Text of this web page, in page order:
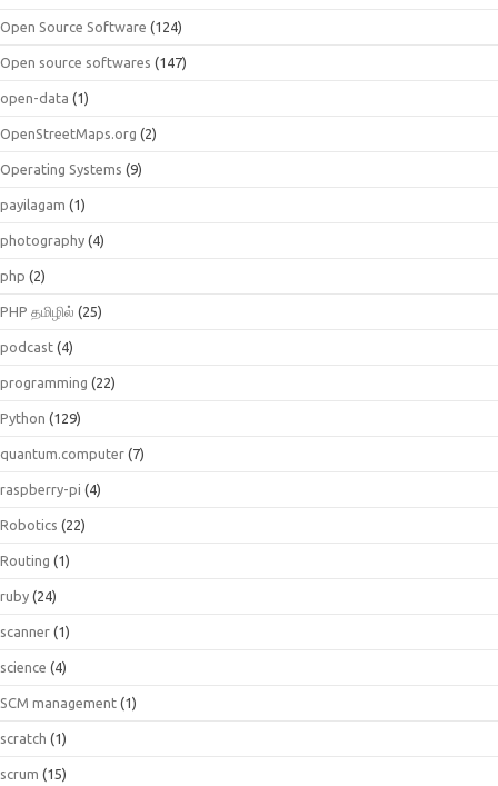
Open Source Software (124)
Open source softwares (147)
open-data (1)
OpenStreetMaps.org (2)
Operating Systems (9)
payilagam (1)
photography (4)
php (2)
PHP தமிழில் (25)
podcast (4)
programming (22)
Python (129)
quantum.computer (7)
raspberry-pi (4)
Robotics (22)
Routing (1)
ruby (24)
scanner (1)
science (4)
SCM management (1)
scratch (1)
scrum (15)